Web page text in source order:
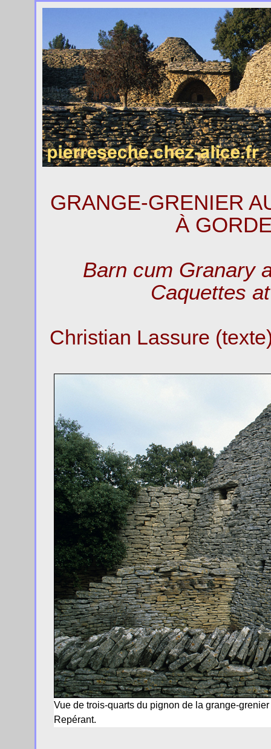
GRANGE-GRENIER
À
Barn cum Granary
Caquettes
Christian Lassure
Vue de trois-quarts du pignon de la grange-
Repérant.